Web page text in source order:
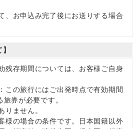
、お申込み完了後にお送りする場合
残存期間については、お客様ご自身
この旅行にはご出発時点で有効期間
券が必要です。
りません。
様の場合の条件です。日本国籍以外